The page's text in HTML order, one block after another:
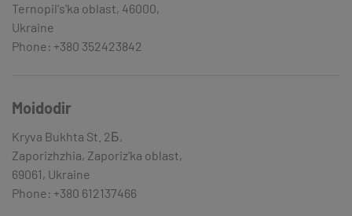
Ternopil's'ka oblast, 46000,
Ukraine
Phone: +380 352423842
Moidodir
Kryva Bukhta St. 2Б,
Zaporizhzhia, Zaporiz'ka oblast,
69061, Ukraine
Phone: +380 612137466